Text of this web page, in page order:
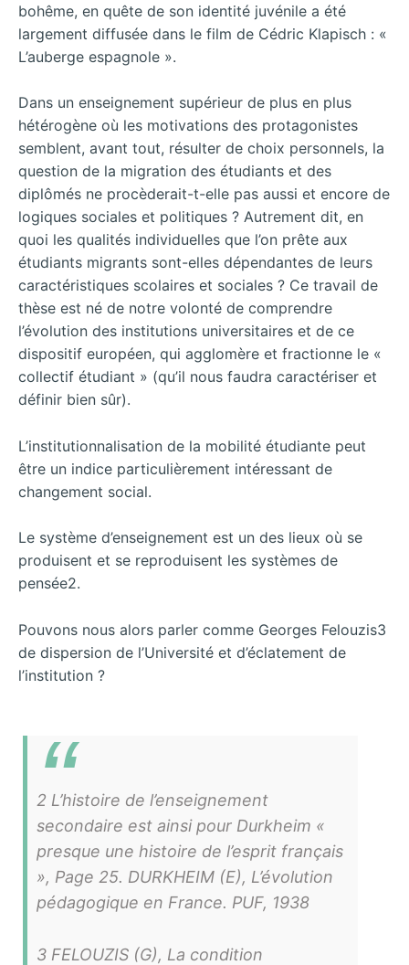
bohême, en quête de son identité juvénile a été
largement diffusée dans le film de Cédric Klapisch : «
L’auberge espagnole ».
Dans un enseignement supérieur de plus en plus
hétérogène où les motivations des protagonistes
semblent, avant tout, résulter de choix personnels, la
question de la migration des étudiants et des
diplômés ne procèderait-t-elle pas aussi et encore de
logiques sociales et politiques ? Autrement dit, en
quoi les qualités individuelles que l’on prête aux
étudiants migrants sont-elles dépendantes de leurs
caractéristiques scolaires et sociales ? Ce travail de
thèse est né de notre volonté de comprendre
l’évolution des institutions universitaires et de ce
dispositif européen, qui agglomère et fractionne le «
collectif étudiant » (qu’il nous faudra caractériser et
définir bien sûr).
L’institutionnalisation de la mobilité étudiante peut
être un indice particulièrement intéressant de
changement social.
Le système d’enseignement est un des lieux où se
produisent et se reproduisent les systèmes de
pensée2.
Pouvons nous alors parler comme Georges Felouzis3
de dispersion de l’Université et d’éclatement de
l’institution ?
2 L’histoire de l’enseignement
secondaire est ainsi pour Durkheim «
presque une histoire de l’esprit français
», Page 25. DURKHEIM (E), L’évolution
pédagogique en France. PUF, 1938
3 FELOUZIS (G), La condition